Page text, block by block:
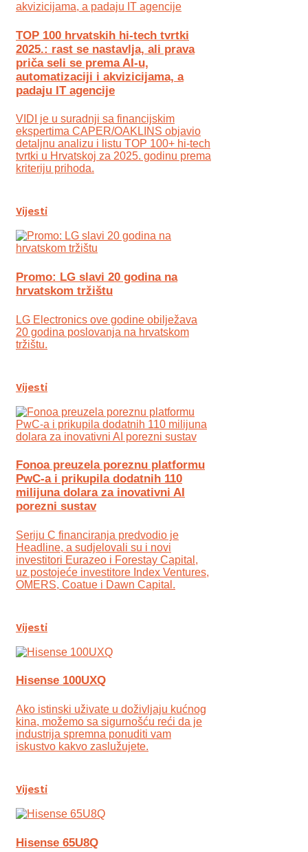
TOP 100 hrvatskih hi-tech tvrtki
2025.: rast se nastavlja, ali prava
priča seli se prema AI-u,
automatizaciji i akvizicijama, a
padaju IT agencije
VIDI je u suradnji sa financijskim
ekspertima CAPER/OAKLINS objavio
detaljnu analizu i listu TOP 100+ hi-tech
tvrtki u Hrvatskoj za 2025. godinu prema
kriteriju prihoda.
Vijesti
Promo: LG slavi 20 godina na
hrvatskom tržištu
LG Electronics ove godine obilježava
20 godina poslovanja na hrvatskom
tržištu.
Vijesti
Fonoa preuzela poreznu platformu
PwC-a i prikupila dodatnih 110
milijuna dolara za inovativni AI
porezni sustav
Seriju C financiranja predvodio je
Headline, a sudjelovali su i novi
investitori Eurazeo i Forestay Capital,
uz postojeće investitore Index Ventures,
OMERS, Coatue i Dawn Capital.
Vijesti
Hisense 100UXQ
Ako istinski uživate u doživljaju kućnog
kina, možemo sa sigurnošću reći da je
industrija spremna ponuditi vam
iskustvo kakvo zaslužujete.
Vijesti
Hisense 65U8Q